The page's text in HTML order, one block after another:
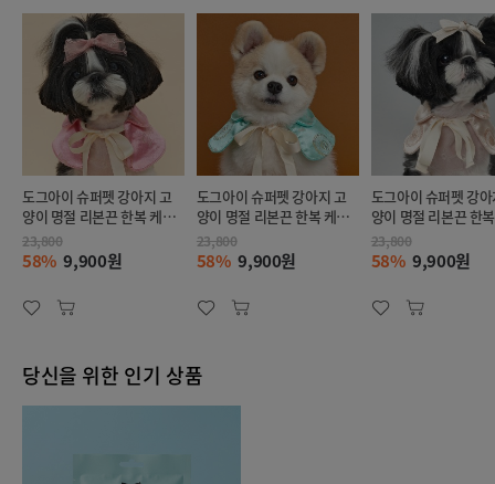
도그아이 슈퍼펫 강아지 고
양이 명절 리본끈 한복 케이
프 핑크 (M)
23,800
58% 9,900원
도그아이 슈퍼펫 강아지 고
양이 명절 리본끈 한복 케이
프 민트 (M)
23,800
58% 9,900원
도그아이 슈퍼펫 강
양이 명절 리본끈 한
프 아이보리 (M)
23,800
58% 9,900원
당신을 위한 인기 상품